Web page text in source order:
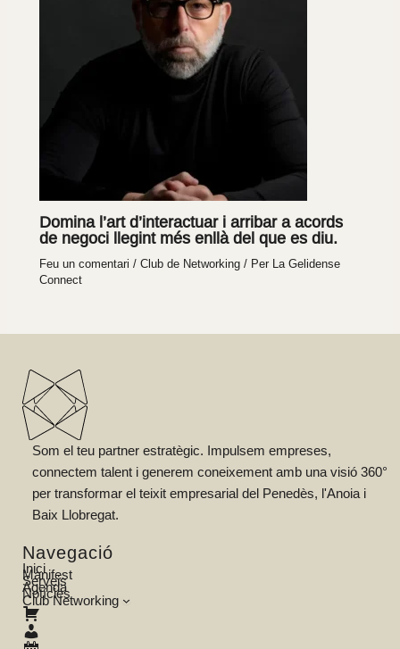
Domina l’art d’interactuar i arribar a acords
de negoci llegint més enllà del que es diu.
Feu un comentari /Club de Networking / Per La Gelidense
Connect
Som el teu partner estratègic. Impulsem empreses,
connectem talent i generem coneixement amb una visió 360°
per transformar el teixit empresarial del Penedès, l'Anoia i
Baix Llobregat.
Navegació
Inici
Manifest
Serveis
Agenda
Notícies
Club Networking